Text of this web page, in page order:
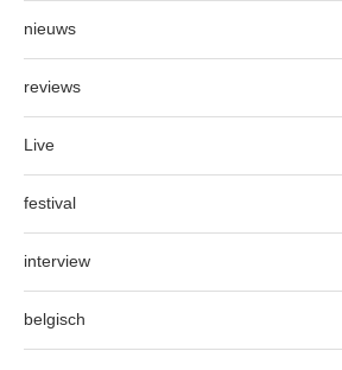
nieuws
reviews
Live
festival
interview
belgisch